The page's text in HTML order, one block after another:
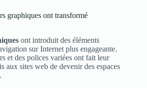
graphiques ont transformé
ont introduit des éléments
sur Internet plus engageante.
et des polices variées ont fait leur
aux sites web de devenir des espaces